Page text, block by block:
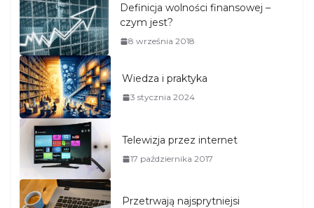
Definicja wolności finansowej –
czym jest?
8 września 2018
Wiedza i praktyka
3 stycznia 2024
Telewizja przez internet
17 października 2017
Przetrwają najsprytniejsi